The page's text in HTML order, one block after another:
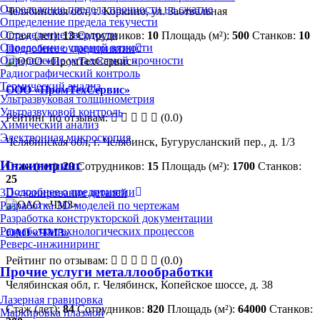
Определение предела прочности на сжатие
Определение предела текучести
Определение твердости
Определение ударной вязкости
Определение усталостной прочности
Радиографический контроль
Термический анализ
Ультразвуковая толщинометрия
Ультразвуковой контроль
Химический анализ
Электронная микроскопия
Инжиниринг
3D-сканирование деталей
Разработка 3D-моделей по чертежам
Разработка конструкторской документации
Разработка технологических процессов
Реверс-инжиниринг
Прочие услуги металлообработки
Лазерная гравировка
Маркировка плазмой
Челябинская обл, г. Коркино, ул. Заотвальная
Стаж (лет):13 Сотрудников: 10 Площадь (м²): 500 Станков: 10
Подробнее о предприятии
ООО «ПромТехСервис»
Рейтинг по отзывам:
(0.0)
Челябинская обл, г. Челябинск, Бугурусланский пер., д. 1/3
Стаж (лет):20 Сотрудников: 15 Площадь (м²): 1700 Станков:
25
Подробнее о предприятии
ОАО «ЧМЗ»
Рейтинг по отзывам:
(0.0)
Челябинская обл, г. Челябинск, Копейское шоссе, д. 38
Стаж (лет):84 Сотрудников: 820 Площадь (м²): 64000 Станков: